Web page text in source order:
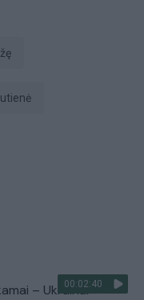
00:02:40
– Ukrainai